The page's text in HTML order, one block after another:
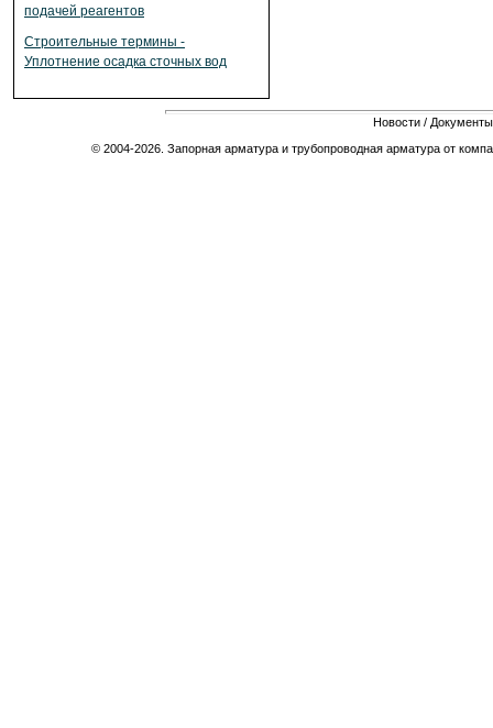
подачей реагентов
Строительные термины -
Уплотнение осадка сточных вод
Новости / Документы
© 2004-2026. Запорная арматура и трубопроводная арматура от